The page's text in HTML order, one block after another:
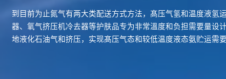
到目前为止氮气有两大类配送方式方法，髙压气氢和温度液氢
器、氧气挤压机冷去器等护肤品专为非常溫度和负担需要量设
地液化石油气和挤压，实现髙压气态和较低温度液态氨贮运需要